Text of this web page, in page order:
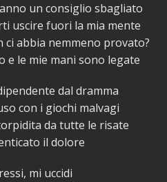
un consiglio sbagliato
uscire fuori la mia mente
ci abbia nemmeno provato?
e le mie mani sono legate
dal dramma
con i giochi malvagi
da tutte le risate
il dolore
mi uccidi